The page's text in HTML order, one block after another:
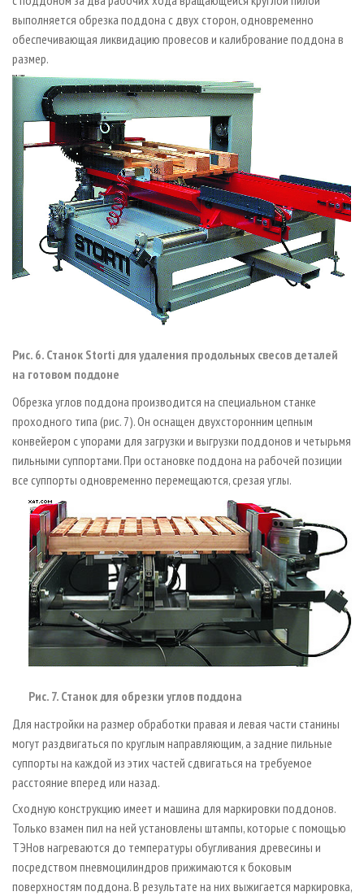
выполняется обрезка поддона с двух сторон, одновременно
обеспечивающая ликвидацию провесов и калибрование поддона в
размер.
Рис. 6. Станок Storti для удаления продольных свесов деталей
на готовом поддоне
Обрезка углов поддона производится на специальном станке
проходного типа (рис. 7). Он оснащен двухсторонним цепным
конвейером с упорами для загрузки и выгрузки поддонов и четырьмя
пильными суппортами. При остановке поддона на рабочей позиции
все суппорты одновременно перемещаются, срезая углы.
Рис. 7. Станок для обрезки углов поддона
Для настройки на размер обработки правая и левая части станины
могут раздвигаться по круглым направляющим, а задние пильные
суппорты на каждой из этих частей сдвигаться на требуемое
расстояние вперед или назад.
Сходную конструкцию имеет и машина для маркировки поддонов.
Только взамен пил на ней установлены штампы, которые с помощью
ТЭНов нагреваются до температуры обугливания древесины и
посредством пневмоцилиндров прижимаются к боковым
поверхностям поддона. В результате на них выжигается маркировка,